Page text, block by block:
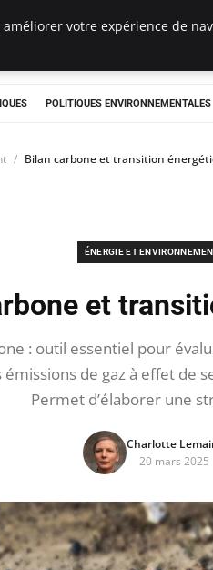
POLITIQUES ENVIRONNEMENTALES
Bilan carbone et transition
ÉNERGIE ET
et
: outil essentiel pour
de gaz à effet de
Permet d’élaborer une
Charlotte
20 mars 2025
votre expérience de